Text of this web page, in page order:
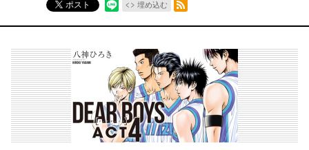
ポスト
埋め込む